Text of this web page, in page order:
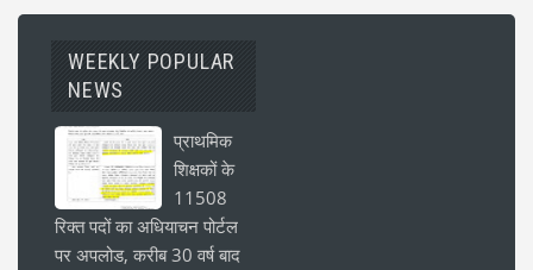
WEEKLY POPULAR
NEWS
प्राथमिक
शिक्षकों के
11508
रिक्त पदों का अधियाचन पोर्टल
पर अपलोड, करीब 30 वर्ष बाद